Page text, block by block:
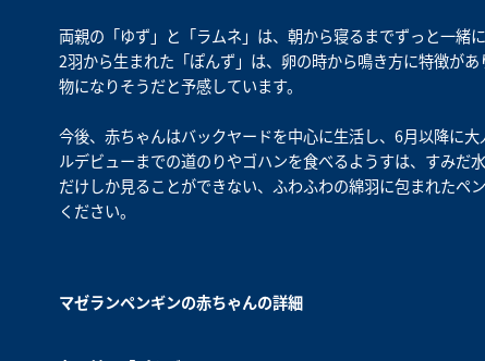
両親の「ゆず」と「ラムネ」は、朝から寝るまでずっと一緒
2羽から生まれた「ぽんず」は、卵の時から鳴き方に特徴が
物になりそうだと予感しています。
今後、赤ちゃんはバックヤードを中心に生活し、6月以降に
ルデビューまでの道のりやゴハンを食べるようすは、すみだ
だけしか見ることができない、ふわふわの綿羽に包まれたペ
ください。
マゼランペンギンの赤ちゃんの詳細